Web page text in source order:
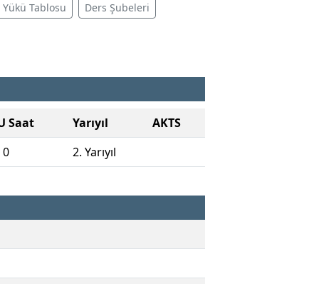
Yükü Tablosu Ders Şubeleri
Saat Yarıyıl
AKTS
0 2. Yarıyıl